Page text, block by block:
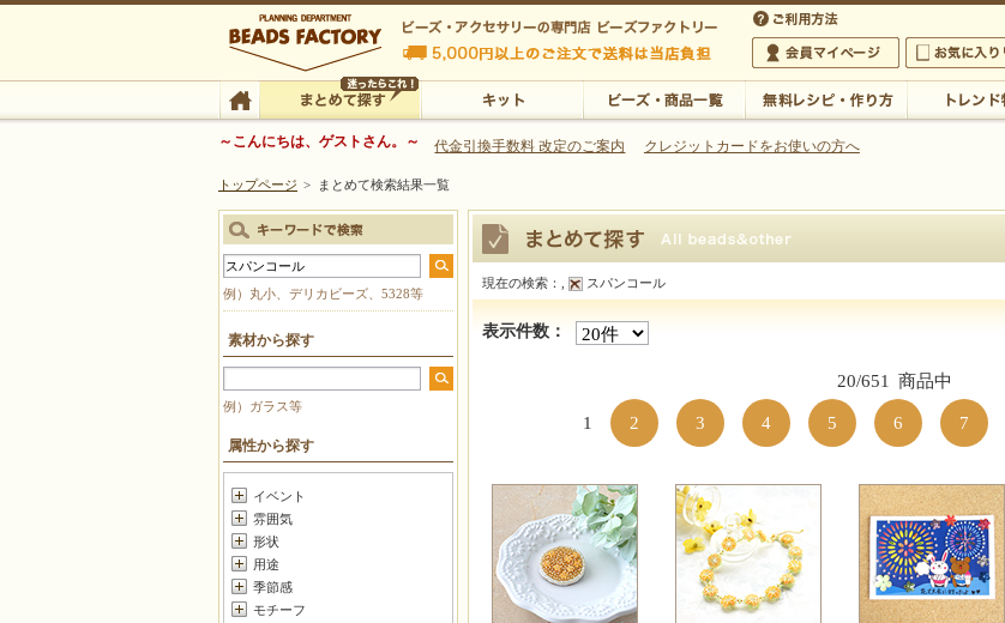
ビーズファクトリー ビーズ・パーツ・金具など・アクセサリーの専門店
ビーズ・アクセサリーの専門店 ビーズファクトリー 5,000円以上のご注文で送料は当店が負担
ビーズ・アクセサリーの専門店 ビーズファクトリー 5,000円以上のご注文で送料は当店が負担いたします
会員マイページ
お気に入りリ
TOP まとめて探す キット
～こんにちは、ゲストさん。～ 代金引換手数料 改定のご案内 クレジットカードをお使いの方へ
トップページ > まとめて検索結果一覧
まとめて探す
現在の検索： スパンコール
表示件数：
20/651 商品中
1 2 3 4 5 6 7
例）丸小、デリカビーズ、5328等
素材から探す
例）ガラス等
属性から探す
イベント
雰囲気
形状
用途
季節感
モチーフ